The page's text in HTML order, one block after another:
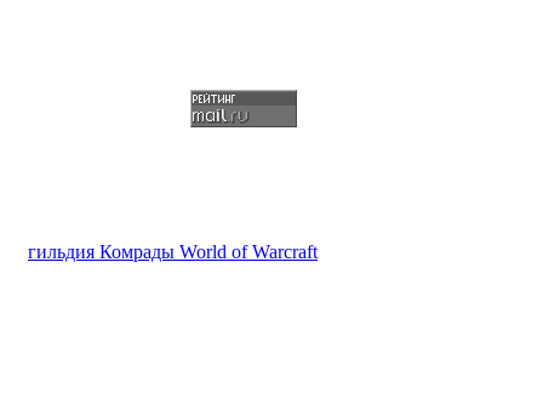
гильдия Комрады World of Warcraft